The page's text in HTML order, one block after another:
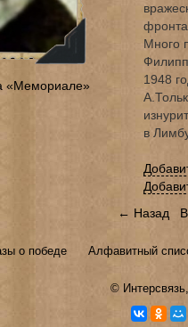
«Мемориале»
фронта
Много
Филипп
1948
в
← Назад
о победе Алфавитный
© Интерсвязь